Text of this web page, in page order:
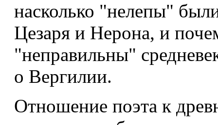
насколько "нелепы"
Цезаря и Нерона, и
"неправильны"
о Вергилии.
Отношение поэта к